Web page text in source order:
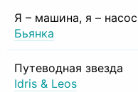
Я – машина, я – насос
Бьянка
Путеводная звезда
Idris & Leos